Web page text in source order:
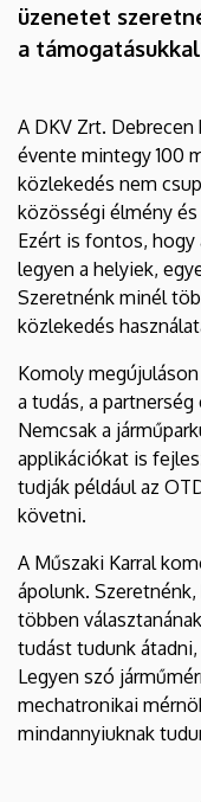
üzenetet
a
A DKV Zrt.
évente mintegy 100
közlekedés nem
közösségi élmény
Ezért is fontos,
legyen a helyiek,
Szeretnénk minél
közlekedés
Komoly
a tudás, a
Nemcsak a
applikációkat is
tudják például az
követni.
A Műszaki Karral
ápolunk.
többen
tudást tudunk
Legyen szó
mechatronikai
mindannyiuknak